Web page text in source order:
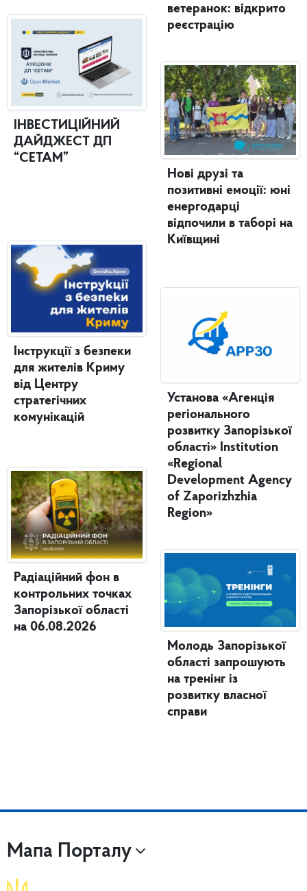
ІНВЕСТИЦІЙНИЙ
ДАЙДЖЕСТ ДП
“СЕТАМ”
Інструкції з безпеки
для жителів Криму
від Центру
стратегічних
комунікацій
Радіаційний фон в
контрольних точках
Запорізької області
на 06.08.2026
ветеранок: відкрито
реєстрацію
Нові друзі та
позитивні емоції: юні
енергодарці
відпочили в таборі на
Київщині
Установа «Агенція
регіонального
розвитку Запорізької
області» Institution
«Regional
Development Agency
of Zaporizhzhia
Region»
Молодь Запорізької
області запрошують
на тренінг із
розвитку власної
справи
Мапа Порталу